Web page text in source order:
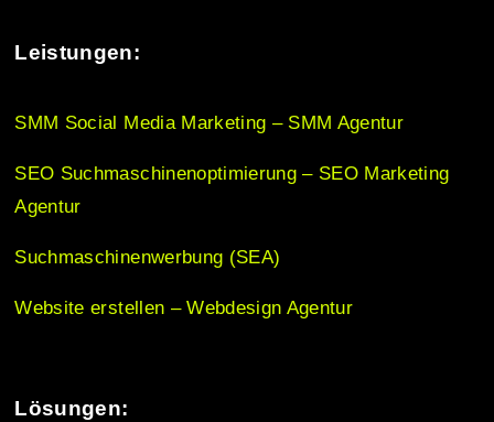
t
i
o
n
Leistungen:
SMM Social Media Marketing – SMM Agentur
SEO Suchmaschinenoptimierung – SEO Marketing
Agentur
Suchmaschinenwerbung (SEA)
Website erstellen – Webdesign Agentur
Lösungen: